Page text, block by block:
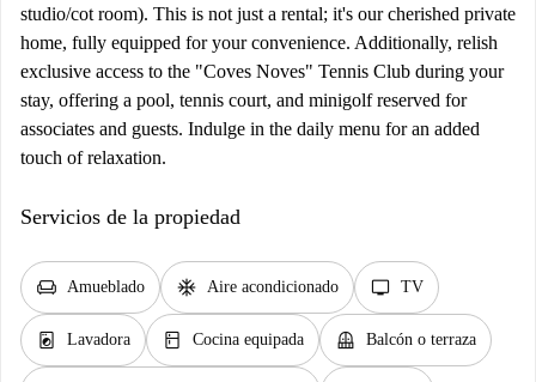
studio/cot room). This is not just a rental; it's our cherished private
home, fully equipped for your convenience. Additionally, relish
exclusive access to the "Coves Noves" Tennis Club during your
stay, offering a pool, tennis court, and minigolf reserved for
associates and guests. Indulge in the daily menu for an added
touch of relaxation.
Servicios de la propiedad
chair Amueblado ac_unit Aire acondicionado tv TV
local_laundry_service Lavadora kitchen Cocina equipada balcony Balcón o terraza